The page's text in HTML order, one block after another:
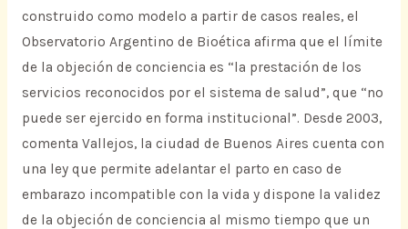
construido como modelo a partir de casos reales, el
Observatorio Argentino de Bioética afirma que el límite
de la objeción de conciencia es “la prestación de los
servicios reconocidos por el sistema de salud”, que “no
puede ser ejercido en forma institucional”. Desde 2003,
comenta Vallejos, la ciudad de Buenos Aires cuenta con
una ley que permite adelantar el parto en caso de
embarazo incompatible con la vida y dispone la validez
de la objeción de conciencia al mismo tiempo que un